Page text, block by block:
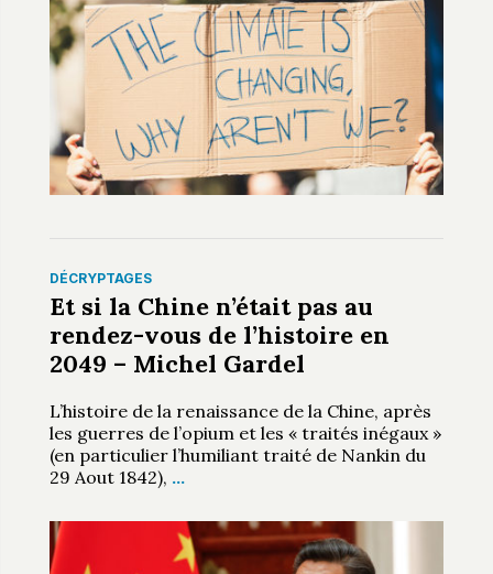
DÉCRYPTAGES
Et si la Chine n’était pas au
rendez-vous de l’histoire en
2049 – Michel Gardel
L’histoire de la renaissance de la Chine, après
les guerres de l’opium et les « traités inégaux »
(en particulier l’humiliant traité de Nankin du
29 Aout 1842), …